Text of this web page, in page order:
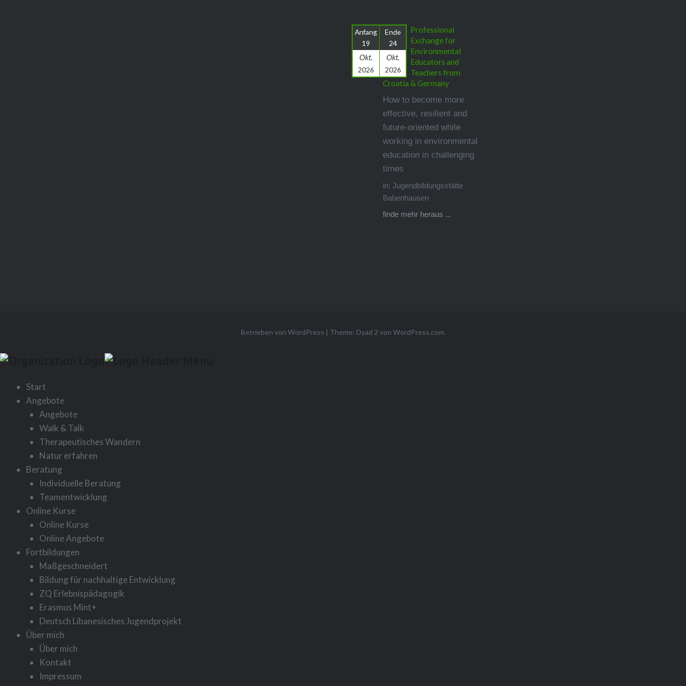
Anfang
19
Okt.
2026
Ende
24
Okt.
2026
Professional
Exchange for
Environmental
Educators and
Teachers from
Croatia & Germany
How to become more
effective, resilient and
future-oriented while
working in environmental
education in challenging
times
in: Jugendbildungsstätte
Babenhausen
finde mehr heraus ...
Betrieben von WordPress | Theme: Dyad 2 von WordPress.com.
Start
Angebote
Angebote
Walk & Talk
Therapeutisches Wandern
Natur erfahren
Beratung
Individuelle Beratung
Teamentwicklung
Online Kurse
Online Kurse
Online Angebote
Fortbildungen
Maßgeschneidert
Bildung für nachhaltige Entwicklung
ZQ Erlebnispädagogik
Erasmus Mint+
Deutsch Libanesisches Jugendprojekt
Über mich
Über mich
Kontakt
Impressum